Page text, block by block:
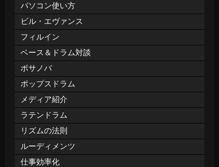
パソコン使い方
ビル・エヴァンス
フィルイン
ベース＆ドラム対談
ボサノバ
ポップスドラム
メディア紹介
ラテンドラム
リズムの法則
ルーディメンツ
仕事効率化